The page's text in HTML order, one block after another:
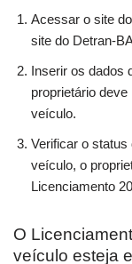
Acessar o site do
site do Detran-
Inserir os dados
proprietário
veículo.
Verificar o
veículo, o
Licenciamento
O
veículo esteja